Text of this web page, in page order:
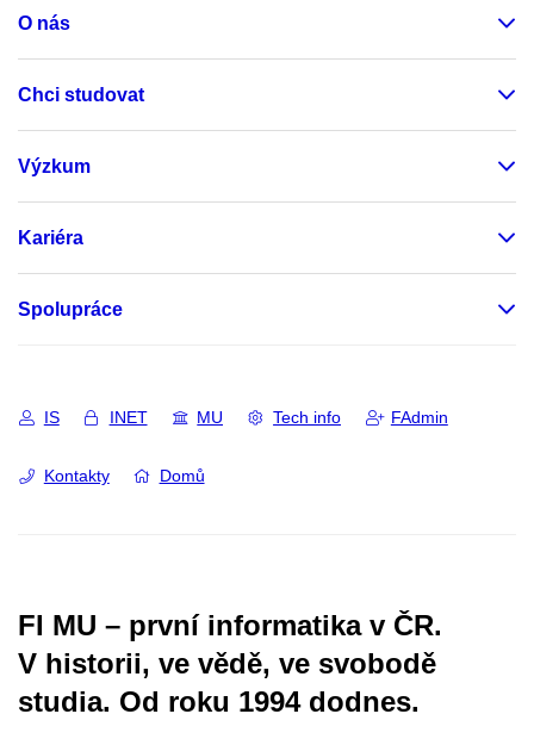
O nás
Chci studovat
Výzkum
Kariéra
Spolupráce
IS INET MU Tech info FAdmin
Kontakty Domů
FI MU – první informatika v ČR.
V historii, ve vědě, ve svobodě
studia. Od roku 1994 dodnes.